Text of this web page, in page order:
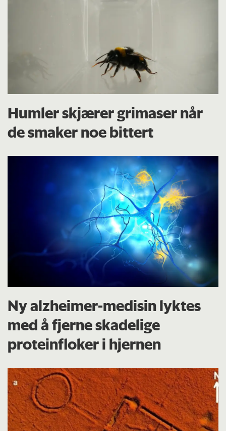
Humler skjærer grimaser når
de smaker noe bittert
Ny alzheimer-medisin lyktes
med å fjerne skadelige
proteinfloker i hjernen